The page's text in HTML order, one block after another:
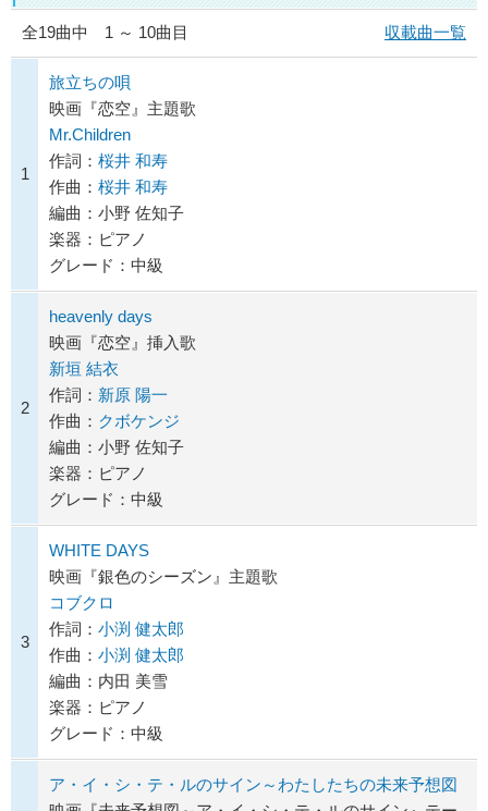
全19曲中 1 ～ 10曲目 収載曲一覧
1
旅立ちの唄
映画『恋空』主題歌
Mr.Children
作詞： 桜井 和寿
作曲： 桜井 和寿
編曲：小野 佐知子
楽器：ピアノ
グレード：中級
2
heavenly days
映画『恋空』挿入歌
新垣 結衣
作詞： 新原 陽一
作曲： クボケンジ
編曲：小野 佐知子
楽器：ピアノ
グレード：中級
3
WHITE DAYS
映画『銀色のシーズン』主題歌
コブクロ
作詞： 小渕 健太郎
作曲： 小渕 健太郎
編曲：内田 美雪
楽器：ピアノ
グレード：中級
ア・イ・シ・テ・ルのサイン～わたしたちの未来予想図